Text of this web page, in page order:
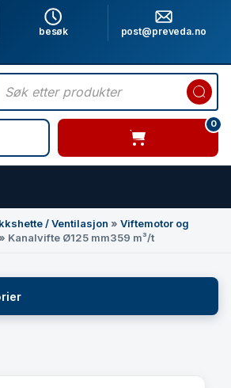
besøk post@preveda.no
0
varer i handlevogn
/ Ventilasjon » Viftemotor og
Kanalvifte Ø125 mm359 m³/t